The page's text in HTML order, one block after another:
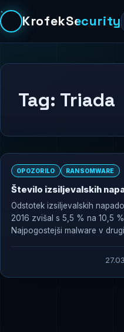
KrofekSecurity
Tag: Triada
OPOZORILO RANSOMWARE
Število izsiljevalskih
Odstotek izsiljevalskih
2016 zvišal s 5,5 % na 10,5
Najpogostejši malware v